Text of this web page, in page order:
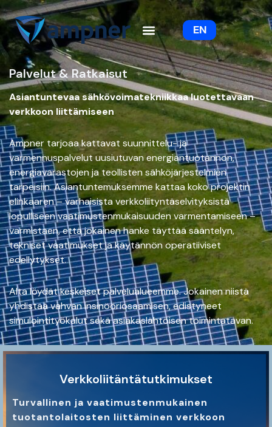
Siirry
sisältöön
EN
Palvelut & Ratkaisut
Asiantuntevaa sähkövoimatekniikkaa luotettavaan
verkkoon liittämiseen
Ampner tarjoaa kattavat suunnittelu- ja
varmennuspalvelut uusiutuvan energiantuotannon,
energiavarastojen ja teollisten sähköjärjestelmien
tarpeisiin. Asiantuntemuksemme kattaa koko projektin
elinkaaren – varhaisista verkkoliityntäselvityksistä
lopulliseen vaatimustenmukaisuuden varmentamiseen –
varmistaen, että jokainen hanke täyttää sääntelyn,
tekniset vaatimukset ja käytännön operatiiviset
edellytykset.
Alta löydät keskeiset palvelualueemme. Jokainen niistä
yhdistää vahvan insinööriosaamisen, edistyneet
simulointityökalut sekä asiakaslähtöisen toimintatavan.
Verkkoliitäntätutkimukset
Turvallinen ja vaatimustenmukainen
tuotantolaitosten liittäminen verkkoon